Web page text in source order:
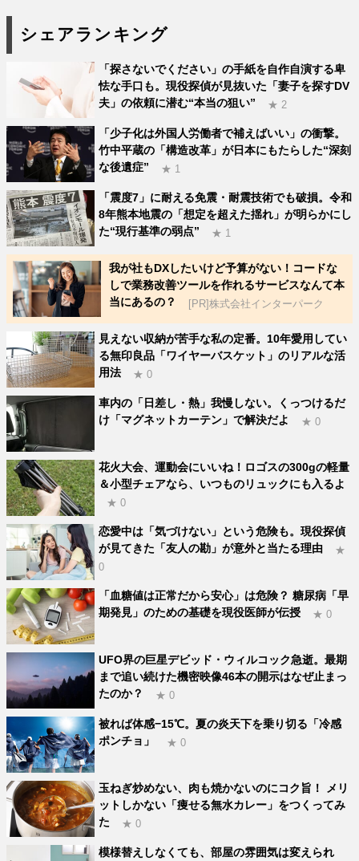
シェアランキング
「探さないでください」の手紙を自作自演する卑
怯な手口も。現役探偵が見抜いた「妻子を探すDV
夫」の依頼に潜む“本当の狙い”
★ 2
「少子化は外国人労働者で補えばいい」の衝撃。
竹中平蔵の「構造改革」が日本にもたらした“深刻
な後遺症”
★ 1
「震度7」に耐える免震・耐震技術でも破損。令和
8年熊本地震の「想定を超えた揺れ」が明らかにし
た“現行基準の弱点”
★ 1
我が社もDXしたいけど予算がない！コードな
しで業務改善ツールを作れるサービスなんて本
当にあるの？
[PR]株式会社インターパーク
見えない収納が苦手な私の定番。10年愛用してい
る無印良品「ワイヤーバスケット」のリアルな活
用法
★ 0
車内の「日差し・熱」我慢しない。くっつけるだ
け「マグネットカーテン」で解決だよ
★ 0
花火大会、運動会にいいね！ロゴスの300gの軽量
＆小型チェアなら、いつものリュックにも入るよ
★ 0
恋愛中は「気づけない」という危険も。現役探偵
が見てきた「友人の勘」が意外と当たる理由
★
0
「血糖値は正常だから安心」は危険？ 糖尿病「早
期発見」のための基礎を現役医師が伝授
★ 0
UFO界の巨星デビッド・ウィルコック急逝。最期
まで追い続けた機密映像46本の開示はなぜ止まっ
たのか？
★ 0
被れば体感−15℃。夏の炎天下を乗り切る「冷感
ポンチョ」
★ 0
玉ねぎ炒めない、肉も焼かないのにコク旨！ メリ
ットしかない「痩せる無水カレー」をつくってみ
た
★ 0
模様替えしなくても、部屋の雰囲気は変えられ